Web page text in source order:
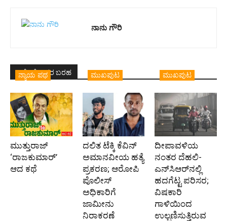
ನಾನು ಗೌರಿ
ಇದೇ ಲೇಖಕರ ಬರಹ
ನ್ಯಾಯ ಪಥ
ಮುತ್ತುರಾಜ್
‘ರಾಜಕುಮಾರ್‍’
ಆದ ಕಥೆ
ಮುಖಪುಟ
ದಲಿತ ಟೆಕ್ಕಿ ಕೆವಿನ್
ಅಮಾನವೀಯ ಹತ್ಯೆ
ಪ್ರಕರಣ; ಆರೋಪಿ
ಪೊಲೀಸ್‌
ಅಧಿಕಾರಿಗೆ
ಜಾಮೀನು
ನಿರಾಕರಣೆ
ಮುಖಪುಟ
ದೀಪಾವಳಿಯ
ನಂತರ ದೆಹಲಿ-
ಎನ್‌ಸಿಆರ್‌ನಲ್ಲಿ
ಹದಗೆಟ್ಟ ಪರಿಸರ;
ವಿಷಕಾರಿ
ಗಾಳಿಯಿಂದ
ಉಲ್ಬಣಿಸುತ್ತಿರುವ